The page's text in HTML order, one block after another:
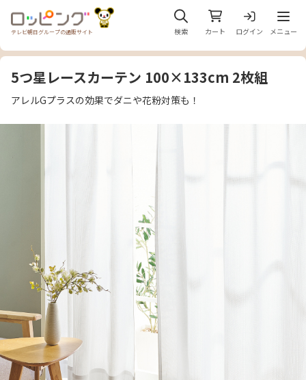
テレビ朝日グループの通販サイト 検索 カート ログイン
メニ
メニュー
5つ星レースカーテン 100×133cm 2枚組
アレルGプラスの効果でダニや花粉対策も！